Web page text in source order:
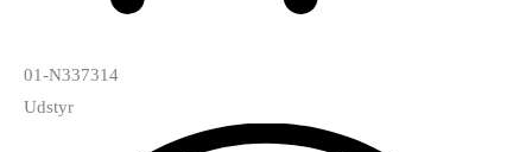
01-N337314
Udstyr